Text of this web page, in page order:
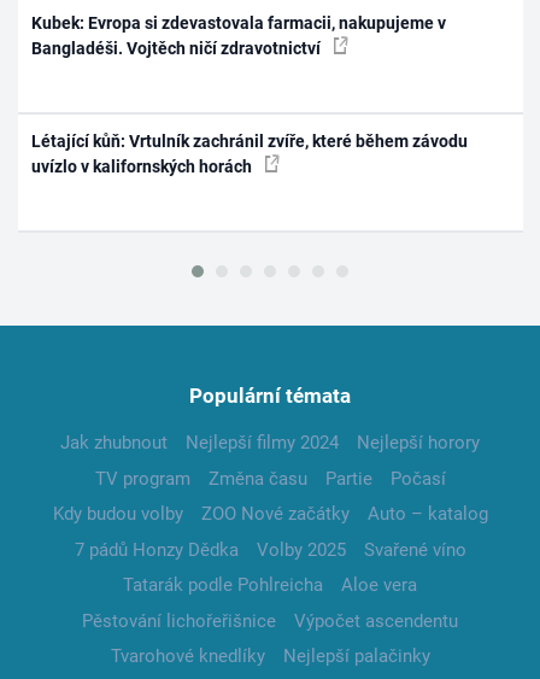
Kubek: Evropa si zdevastovala farmacii, nakupujeme v
Bangladéši. Vojtěch ničí zdravotnictví
Létající kůň: Vrtulník zachránil zvíře, které během závodu
uvízlo v kalifornských horách
Populární témata
Jak zhubnout Nejlepší filmy 2024
Nejlepší horory
TV program
Změna času Partie
Počasí
Kdy budou volby
ZOO Nové začátky
Auto – katalog
7 pádů Honzy Dědka
Volby 2025
Svařené víno
Tatarák podle Pohlreicha
Aloe vera
Pěstování lichořeřišnice
Výpočet ascendentu
Tvarohové knedlíky
Nejlepší palačinky